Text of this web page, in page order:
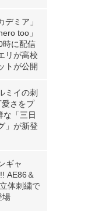
デミア」
too」
時に配信
リが高校
トが公開
ミイの刺
さをプ
な「三日
」が新登
ギャ
AE86＆
体刺繍で
場